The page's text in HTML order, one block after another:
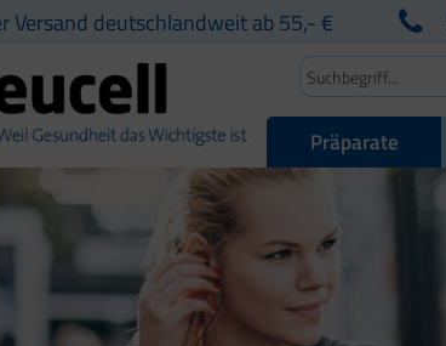
Versand deutschlandweit ab 55,- €
Präparate